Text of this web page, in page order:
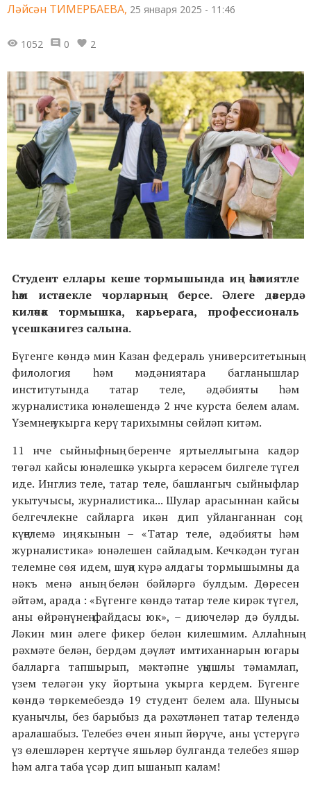
Ләйсән ТИМЕРБАЕВА, 25 января 2025 - 11:46
1052 0 2
Студент еллары кеше тормышында иң әһәмиятле
һәм истәлекле чорларның берсе. Әлеге дәвердә
киләчәк тормышка, карьерага, профессиональ
үсешкә нигез салына.
Бүгенге көндә мин Казан федераль университетының
филология һәм мәдәниятара багланышлар
институтында татар теле, әдәбияты һәм
журналистика юнәлешендә 2 нче курста белем алам.
Үземнең укырга керү тарихымны сөйләп китәм.
11 нче сыйныфның беренче яртыеллыгына кадәр
төгәл кайсы юнәлешкә укырга керәсем билгеле түгел
иде. Инглиз теле, татар теле, башлангыч сыйныфлар
укытучысы, журналистика... Шулар арасыннан кайсы
белгечлекне сайларга икән дип уйланганнан соң,
күңелемә иң якынын – «Татар теле, әдәбияты һәм
журналистика» юнәлешен сайладым. Кечкәдән туган
телемне сөя идем, шуңа күрә алдагы тормышымны да
нәкъ менә аның белән бәйләргә булдым. Дөресен
әйтәм, арада : «Бүгенге көндә татар теле кирәк түгел,
аны өйрәнүнең файдасы юк», – диючеләр дә булды.
Ләкин мин әлеге фикер белән килешмим. Аллаһның
рәхмәте белән, бердәм дәүләт имтиханнарын югары
балларга тапшырып, мәктәпне уңышлы тәмамлап,
үзем теләгән уку йортына укырга кердем. Бүгенге
көндә төркемебездә 19 студент белем ала. Шунысы
куанычлы, без барыбыз да рәхәтләнеп татар телендә
аралашабыз. Телебез өчен янып йөрүче, аны үстерүгә
үз өлешләрен кертүче яшьләр булганда телебез яшәр
һәм алга таба үсәр дип ышанып калам!